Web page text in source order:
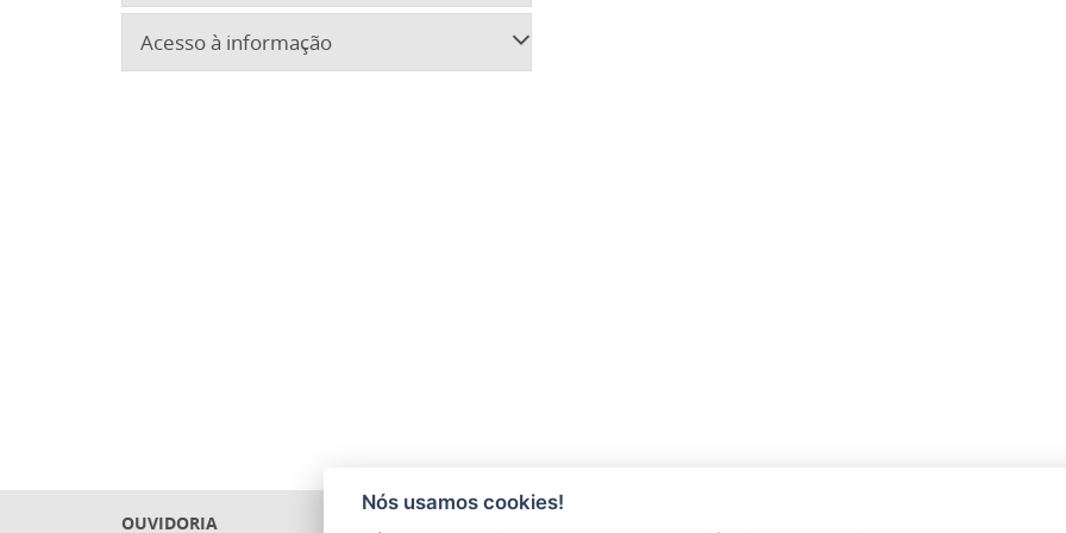
Acesso à informação
OUVIDORIA
Nós usamos cookies!